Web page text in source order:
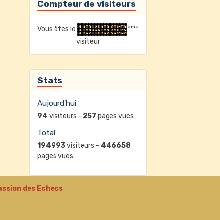
Compteur de visiteurs
Vous êtes le ème
visiteur
Stats
Aujourd'hui
94 visiteurs - 257 pages vues
Total
194993visiteurs - 446658
pages vues
des Echecs